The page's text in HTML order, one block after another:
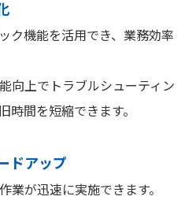
ク機能を活用でき、業務効率
向上でトラブルシューティン
時間を短縮できます。
ドアップ
業が迅速に実施できます。